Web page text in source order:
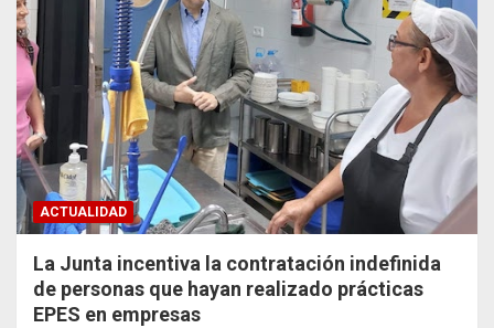
ACTUALIDAD
La Junta incentiva la contratación indefinida
de personas que hayan realizado prácticas
EPES en empresas